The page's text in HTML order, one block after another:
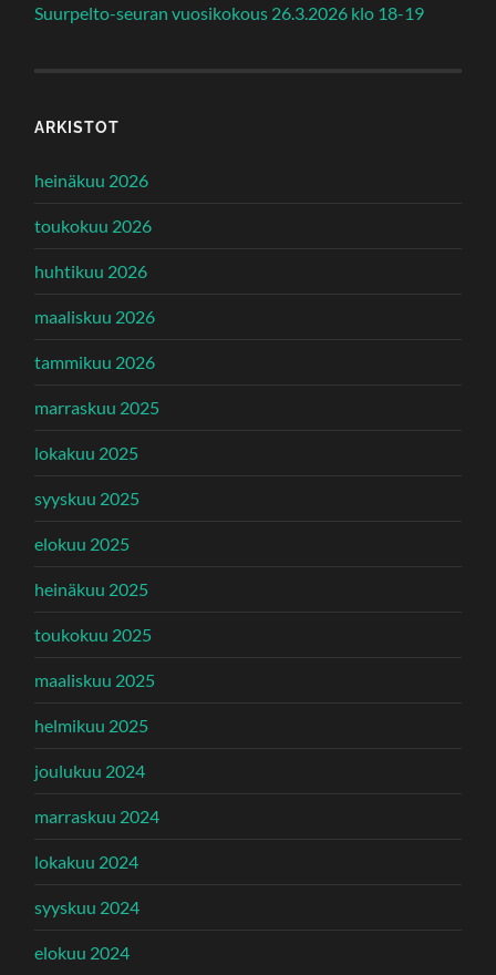
Suurpelto-seuran vuosikokous 26.3.2026 klo 18-19
ARKISTOT
heinäkuu 2026
toukokuu 2026
huhtikuu 2026
maaliskuu 2026
tammikuu 2026
marraskuu 2025
lokakuu 2025
syyskuu 2025
elokuu 2025
heinäkuu 2025
toukokuu 2025
maaliskuu 2025
helmikuu 2025
joulukuu 2024
marraskuu 2024
lokakuu 2024
syyskuu 2024
elokuu 2024